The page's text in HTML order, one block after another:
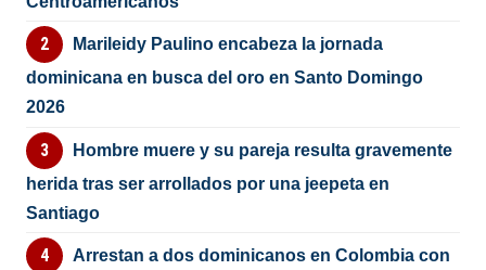
Marileidy Paulino encabeza la jornada
dominicana en busca del oro en Santo Domingo
2026
Hombre muere y su pareja resulta gravemente
herida tras ser arrollados por una jeepeta en
Santiago
Arrestan a dos dominicanos en Colombia con